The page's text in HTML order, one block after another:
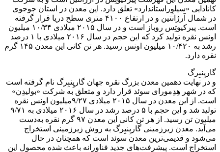
کانادایی «سیلوِراستاندارد» تعلق دارد. این معدن در استان جوجوی
در شمال آرژانتین و در ارتفاع ۴۱۰۰ متری سطح دریا قرار گرفته
است. پیرکیوتِس روباز است و در سال ۲۰۱۵ میلادی ۱۰/۳۴ میلیون
اونس نقره تولید کرد که این حجم در سال ۲۰۱۶ میلادی با ۱ درصد
رشد به ۱۰/۴۲۰ میلیون اونس رسید. هر تن کانی این معدن ۱۴۵ گرم
نقره دارد.
گارپِنبِرگ
و در نهایت دهمین معدن بزرگ نقره جهان گارپِنبِرگ نام گرفته است
که در شهر هِدِمورای سوئد قرار دارد و متعلق به شرکت «بولیدِن»
است. از این معدن در سال ۲۰۱۵ میلادی ۹/۲۷میلیون اونس نقره
تولید شد و این حجم با ۵ درصد رشد در سال ۲۰۱۶ میلادی به ۹/۷۱
میلیون تن رسید. از هر تن کانی این معدن ۹۷ گرم نقره به‌دست
می‌آید. معدن زیرزمینی گارپِنبِرگ به روش زیرزمینی استخراج
می‌شود و قدیمی‌ترین معدن سوئد است که همچنان در حال
استخراج است. پیشرفت‌های جدید فناورانه باعث شده محصول این